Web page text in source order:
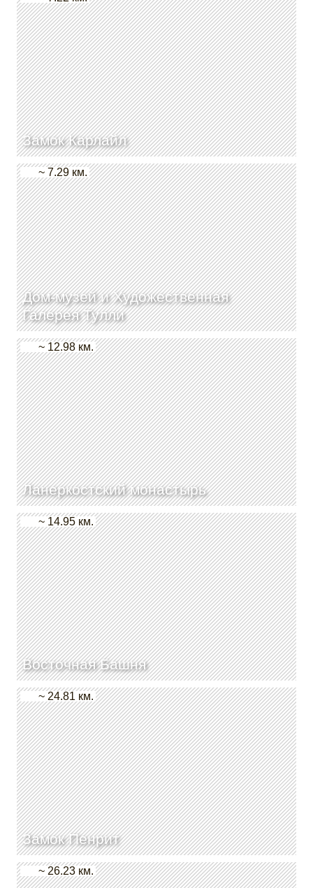
Замок Карлайл
Дом-музей и Художественная
Галерея Тулли
~ 7.29 км.
Ланеркостский монастырь
~ 12.98 км.
Восточная Башня
~ 14.95 км.
Замок Пенрит
~ 24.81 км.
~ 26.23 км.